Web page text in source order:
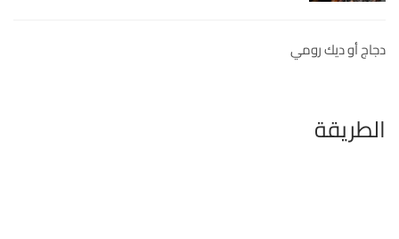
دجاج أو ديك رومي
الطريقة